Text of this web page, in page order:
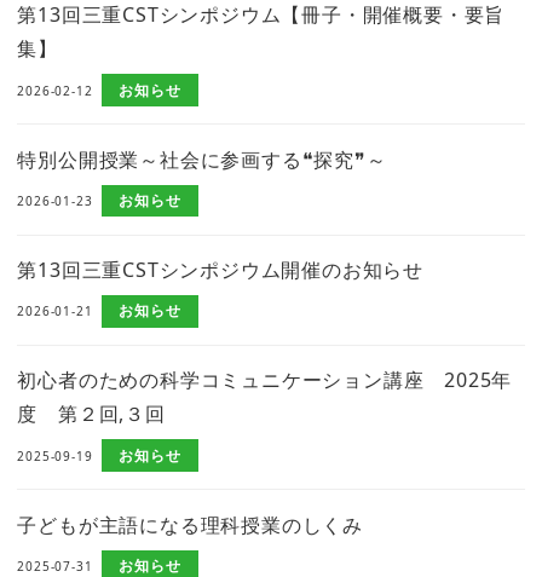
第13回三重CSTシンポジウム【冊子・開催概要・要旨
集】
2026-02-12 お知らせ
特別公開授業～社会に参画する❝探究❞～
2026-01-23 お知らせ
第13回三重CSTシンポジウム開催のお知らせ
2026-01-21 お知らせ
初心者のための科学コミュニケーション講座 2025年
度 第２回,３回
2025-09-19 お知らせ
子どもが主語になる理科授業のしくみ
2025-07-31 お知らせ